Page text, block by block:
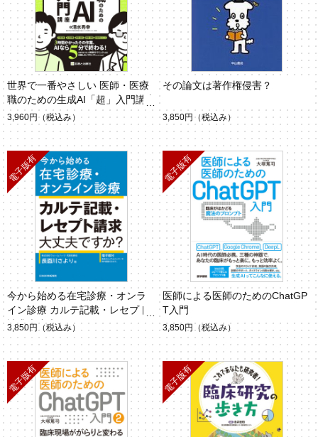
世界で一番やさしい 医師・医療
職のための生成AI「超」入門講座
3,960円 （税込み）
その論文は著作権侵害？
3,850円 （税込み）
今から始める在宅診療・オンラ
イン診療 カルテ記載・レセプト
請求大丈夫ですか？
3,850円 （税込み）
医師による医師のためのChatGP
T入門
3,850円 （税込み）